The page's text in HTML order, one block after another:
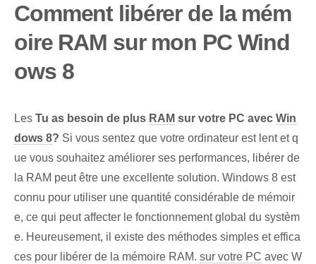
Comment libérer de la mém
oire RAM sur mon PC Wind
ows 8
Les Tu as besoin de plus RAM ⁣sur votre PC ⁤avec Win
dows 8? Si vous sentez que votre ordinateur est lent et q
ue vous souhaitez améliorer ses performances, libérer de
la RAM peut être une excellente solution. Windows 8 est
connu pour utiliser une quantité considérable de mémoir
e, ce qui peut affecter le fonctionnement global du systèm
e. Heureusement, il existe des méthodes simples et effica
ces pour libérer de la mémoire RAM. sur votre PC avec W